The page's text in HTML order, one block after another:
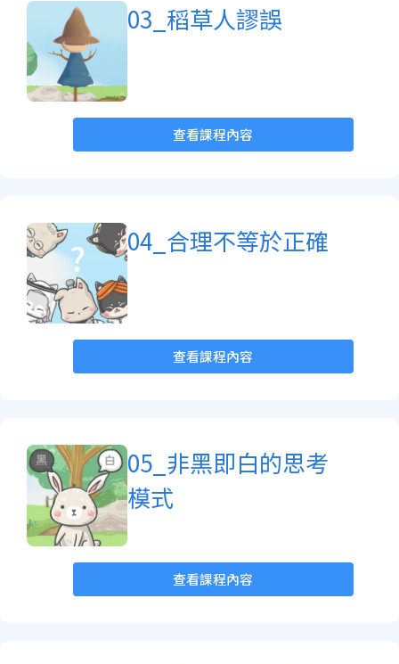
03_稻草人謬誤
查看課程內容
04_合理不等於正確
查看課程內容
05_非黑即白的思考
模式
查看課程內容